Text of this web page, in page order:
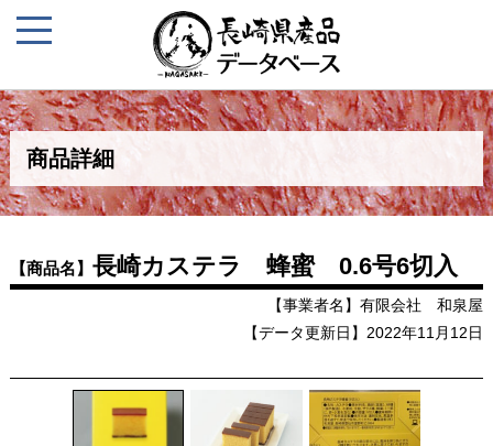
商品詳細
【商品名】 長崎カステラ 蜂蜜 0.6号6切入
【事業者名】有限会社 和泉屋
【データ更新日】2022年11月12日